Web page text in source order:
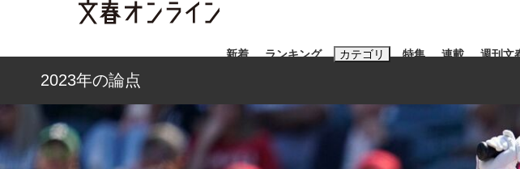
新着 ランキング カテゴリ 特集 連載 週刊文
おすすめのキーワードタグ一覧
2023年の論点